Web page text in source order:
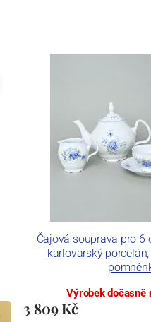
Čajová souprava pro 6
karlovarský porcelán,
Výrobek dočasně
3 809 Kč